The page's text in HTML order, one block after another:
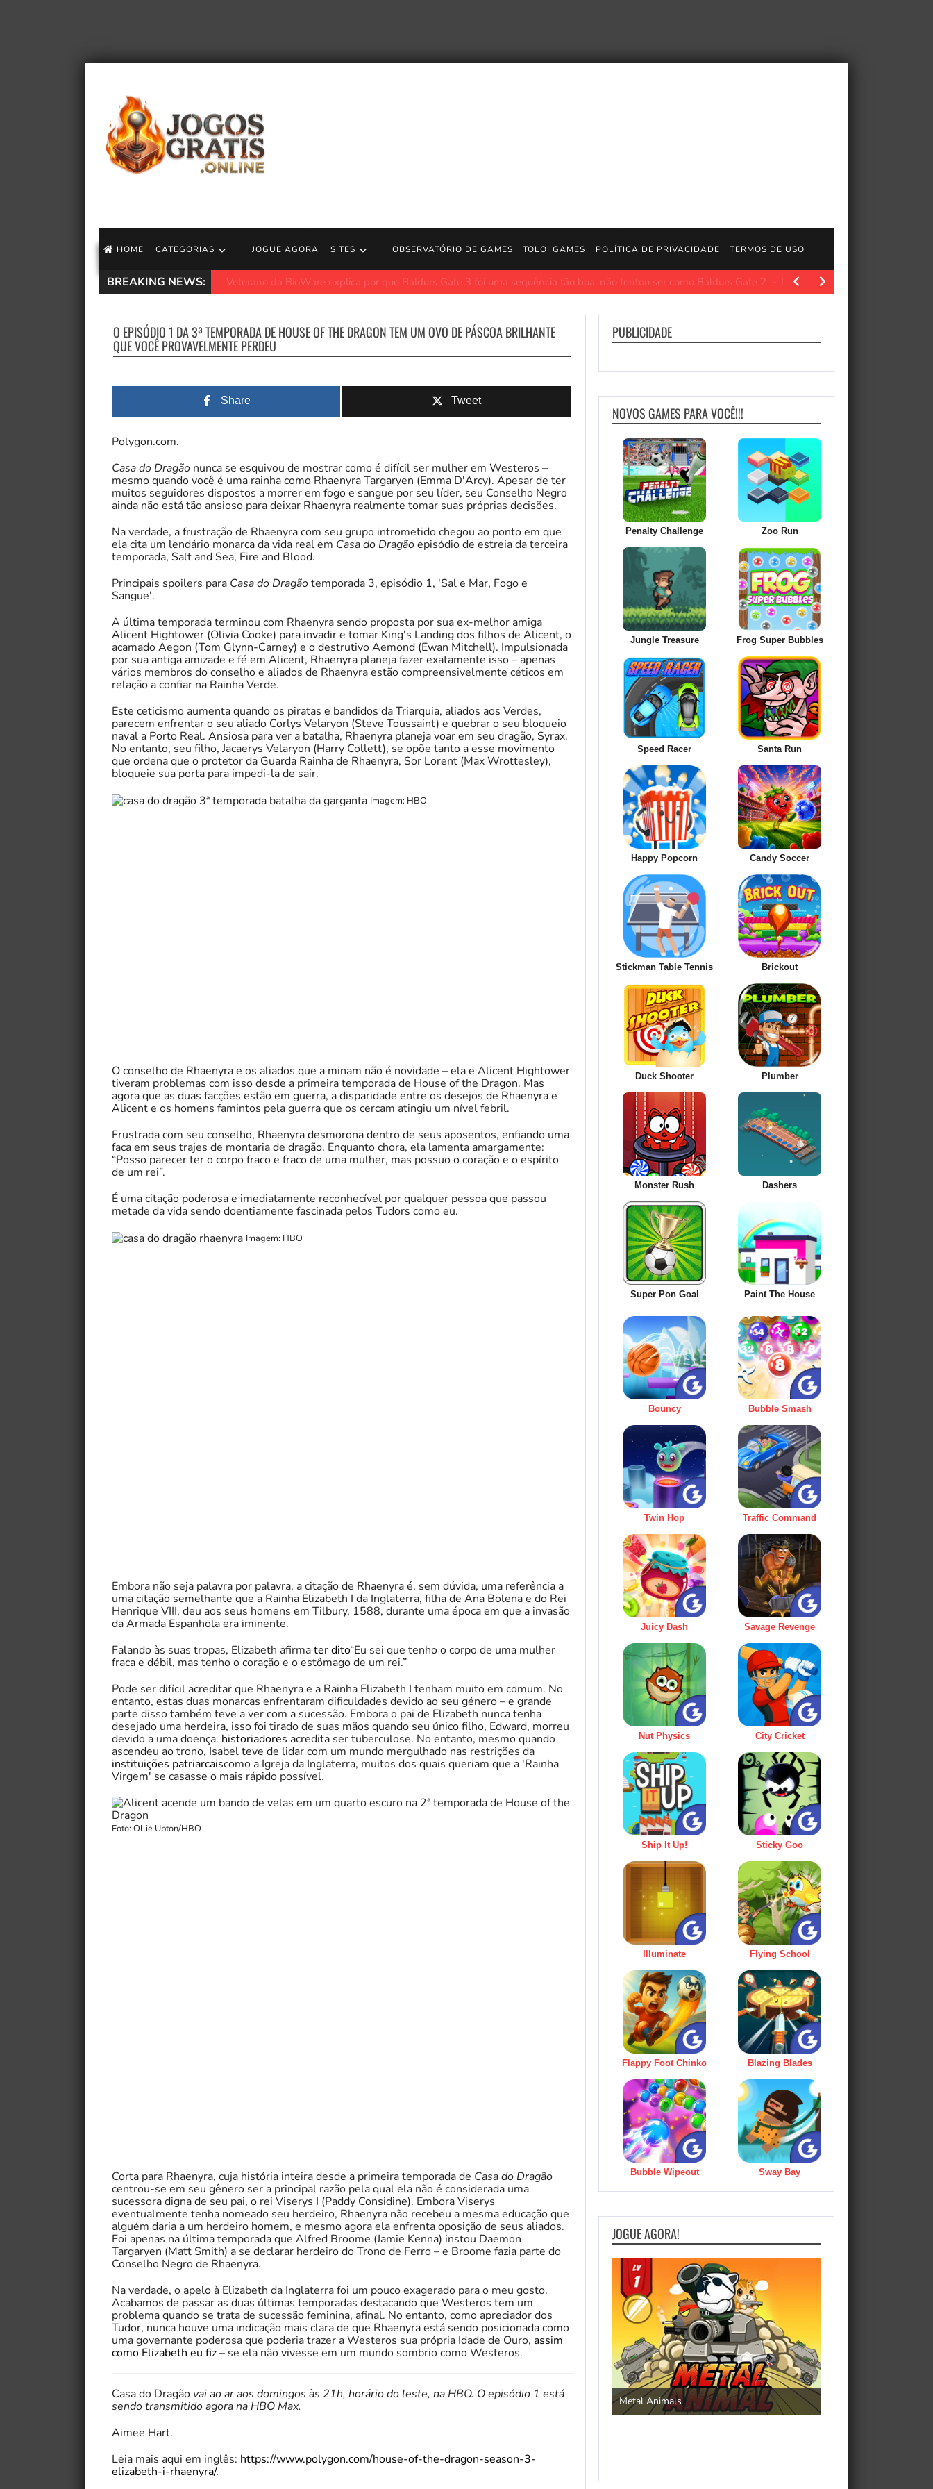
HOME CATEGORIAS JOGUE AGORA SITES OBSERVATÓRIO DE GAMES TOLOI GAMES POLÍTICA DE PRIVACIDADE TERMOS DE USO
BREAKING NEWS: Jeff VanderMeer anuncia Abdication, o quinto e último livro da série Southern Reach JogosGratisFun. Os fãs de Jeff VanderMeer e de sua…
O EPISÓDIO 1 DA 3ª TEMPORADA DE HOUSE OF THE DRAGON TEM UM OVO DE PÁSCOA BRILHANTE
QUE VOCÊ PROVAVELMENTE PERDEU
Share Tweet
Polygon.com.
Casa do Dragão nunca se esquivou de mostrar como é difícil ser mulher em Westeros –
mesmo quando você é uma rainha como Rhaenyra Targaryen (Emma D'Arcy). Apesar de ter
muitos seguidores dispostos a morrer em fogo e sangue por seu líder, seu Conselho Negro
ainda não está tão ansioso para deixar Rhaenyra realmente tomar suas próprias decisões.
Na verdade, a frustração de Rhaenyra com seu grupo intrometido chegou ao ponto em que
ela cita um lendário monarca da vida real em Casa do Dragãoepisódio de estreia da terceira
temporada, Salt and Sea, Fire and Blood.
Principais spoilers para Casa do Dragãotemporada 3, episódio 1, 'Sal e Mar, Fogo e
Sangue'.
A última temporada terminou com Rhaenyra sendo proposta por sua ex-melhor amiga
Alicent Hightower (Olivia Cooke) para invadir e tomar King's Landing dos filhos de Alicent, o
acamado Aegon (Tom Glynn-Carney) e o destrutivo Aemond (Ewan Mitchell). Impulsionada
por sua antiga amizade e fé em Alicent, Rhaenyra planeja fazer exatamente isso – apenas
vários membros do conselho e aliados de Rhaenyra estão compreensivelmente céticos em
relação a confiar na Rainha Verde.
Este ceticismo aumenta quando os piratas e bandidos da Triarquia, aliados aos Verdes,
parecem enfrentar o seu aliado Corlys Velaryon (Steve Toussaint) e quebrar o seu bloqueio
naval a Porto Real. Ansiosa para ver a batalha, Rhaenyra planeja voar em seu dragão, Syrax.
No entanto, seu filho, Jacaerys Velaryon (Harry Collett), se opõe tanto a esse movimento
que ordena que o protetor da Guarda Rainha de Rhaenyra, Sor Lorent (Max Wrottesley),
bloqueie sua porta para impedi-la de sair.
Imagem: HBO
O conselho de Rhaenyra e os aliados que a minam não é novidade – ela e Alicent Hightower
tiveram problemas com isso desde a primeira temporada de House of the Dragon. Mas
agora que as duas facções estão em guerra, a disparidade entre os desejos de Rhaenyra e
Alicent e os homens famintos pela guerra que os cercam atingiu um nível febril.
Frustrada com seu conselho, Rhaenyra desmorona dentro de seus aposentos, enfiando uma
faca em seus trajes de montaria de dragão. Enquanto chora, ela lamenta amargamente:
“Posso parecer ter o corpo fraco e fraco de uma mulher, mas possuo o coração e o espírito
de um rei”.
É uma citação poderosa e imediatamente reconhecível por qualquer pessoa que passou
metade da vida sendo doentiamente fascinada pelos Tudors como eu.
Imagem: HBO
Embora não seja palavra por palavra, a citação de Rhaenyra é, sem dúvida, uma referência a
uma citação semelhante que a Rainha Elizabeth I da Inglaterra, filha de Ana Bolena e do Rei
Henrique VIII, deu aos seus homens em Tilbury, 1588, durante uma época em que a invasão
da Armada Espanhola era iminente.
Falando às suas tropas, Elizabeth afirmater dito“Eu sei que tenho o corpo de uma mulher
fraca e débil, mas tenho o coração e o estômago de um rei.”
Pode ser difícil acreditar que Rhaenyra e a Rainha Elizabeth I tenham muito em comum. No
entanto, estas duas monarcas enfrentaram dificuldades devido ao seu género – e grande
parte disso também teve a ver com a sucessão. Embora o pai de Elizabeth nunca tenha
desejado uma herdeira, isso foi tirado de suas mãos quando seu único filho, Edward, morreu
devido a uma doença. historiadores acredita ser tuberculose. No entanto, mesmo quando
ascendeu ao trono, Isabel teve de lidar com um mundo mergulhado nas restrições da
instituições patriarcaiscomo a Igreja da Inglaterra, muitos dos quais queriam que a 'Rainha
Virgem' se casasse o mais rápido possível.
Foto: Ollie Upton/HBO
Corta para Rhaenyra, cuja história inteira desde a primeira temporada de Casa do Dragão
centrou-se em seu gênero ser a principal razão pela qual ela não é considerada uma
sucessora digna de seu pai, o rei Viserys I (Paddy Considine). Embora Viserys
eventualmente tenha nomeado seu herdeiro, Rhaenyra não recebeu a mesma educação que
alguém daria a um herdeiro homem, e mesmo agora ela enfrenta oposição de seus aliados.
Foi apenas na última temporada que Alfred Broome (Jamie Kenna) instou Daemon
Targaryen (Matt Smith) a se declarar herdeiro do Trono de Ferro – e Broome fazia parte do
Conselho Negro de Rhaenyra.
Na verdade, o apelo à Elizabeth da Inglaterra foi um pouco exagerado para o meu gosto.
Acabamos de passar as duas últimas temporadas destacando que Westeros tem um
problema quando se trata de sucessão feminina, afinal. No entanto, como apreciador dos
Tudor, nunca houve uma indicação mais clara de que Rhaenyra está sendo posicionada como
uma governante poderosa que poderia trazer a Westeros sua própria Idade de Ouro, assim
como Elizabeth eu fiz– se ela não vivesse em um mundo sombrio como Westeros.
Casa do Dragão vai ao ar aos domingos às 21h, horário do leste, na HBO. O episódio 1 está
sendo transmitido agora na HBO Max.
Aimee Hart.
Leia mais aqui em inglês: https://www.polygon.com/house-of-the-dragon-season-3-
elizabeth-i-rhaenyra/.
PUBLICIDADE
NOVOS GAMES PARA VOCÊ!!!
Penalty Challenge Zoo Run
Jungle Treasure Frog Super Bubbles
Speed Racer Santa Run
Happy Popcorn Candy Soccer
Stickman Table Tennis Brickout
Duck Shooter Plumber
Monster Rush Dashers
Super Pon Goal Paint The House
Bouncy Bubble Smash
Twin Hop Traffic Command
Juicy Dash Savage Revenge
Nut Physics City Cricket
Ship It Up! Sticky Goo
Illuminate Flying School
Flappy Foot Chinko Blazing Blades
Bubble Wipeout Sway Bay
JOGUE AGORA!
My Fairytale Griffin
Jogos de Aventura
Metal Animals